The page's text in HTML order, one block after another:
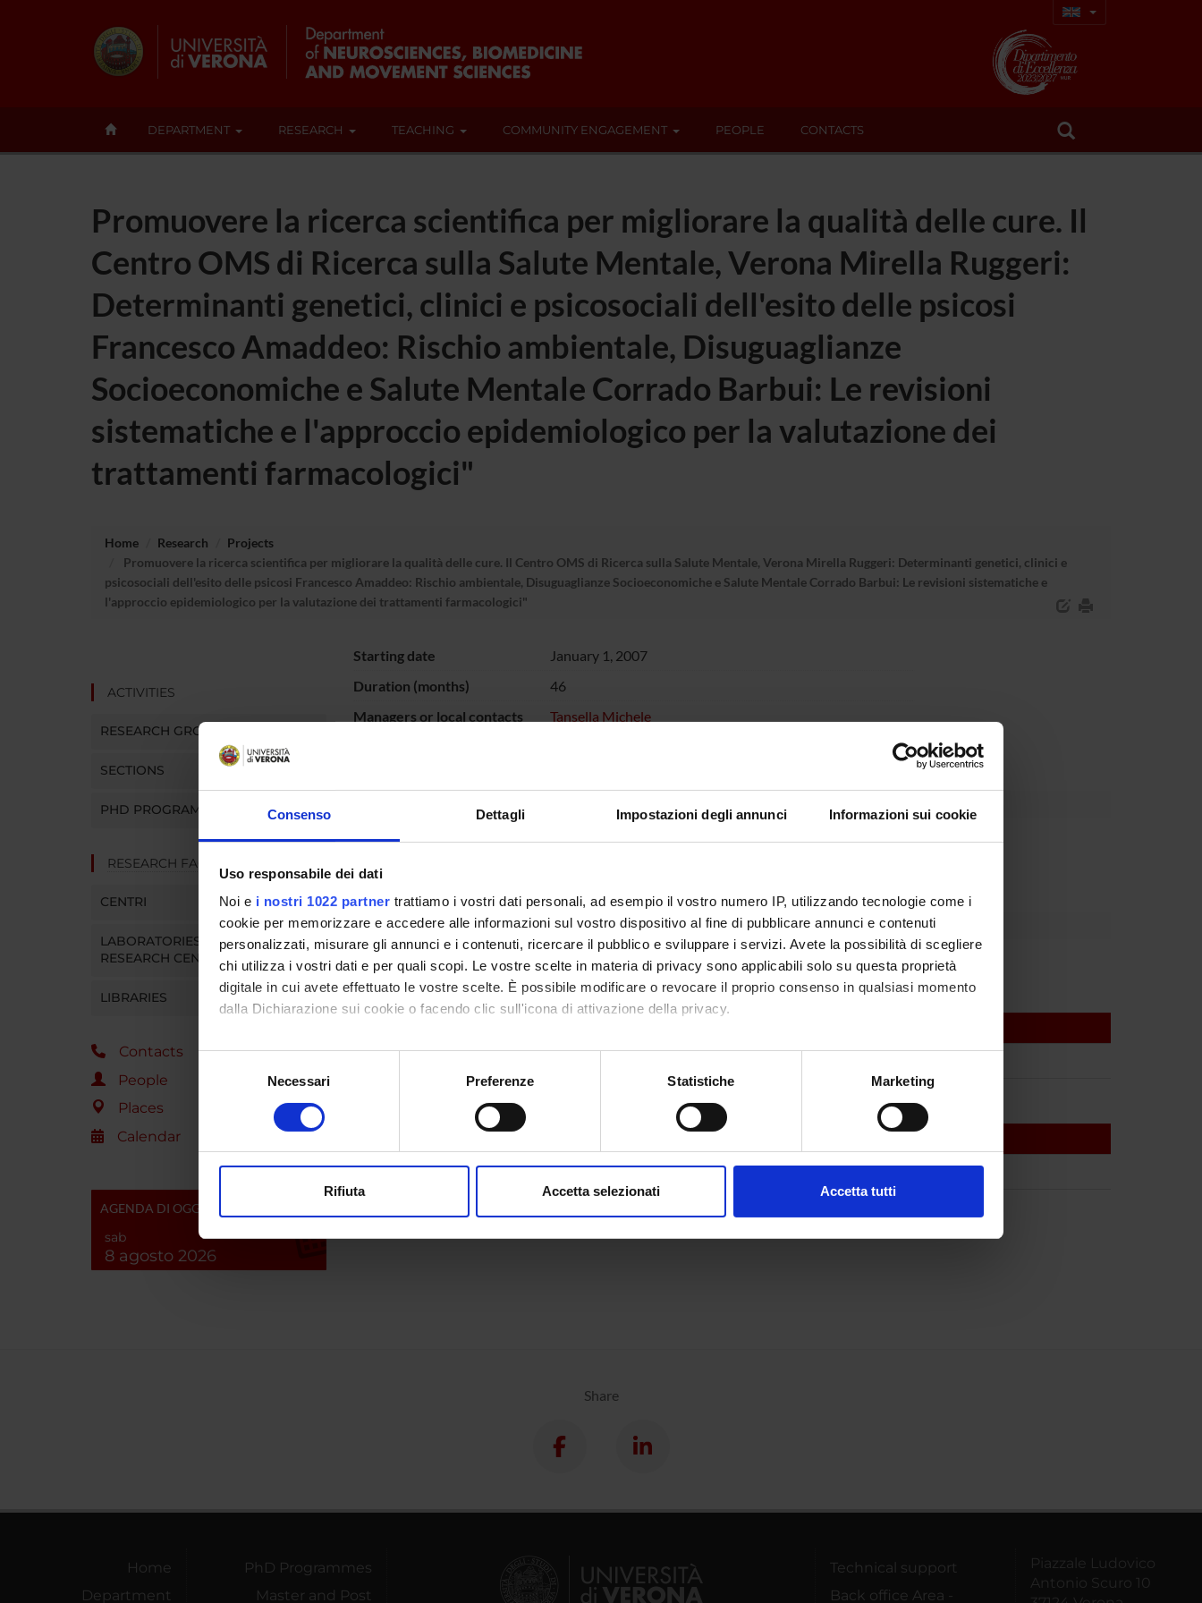
Consenso Dettagli Impostazioni degli annunci Informazioni sui cookie
Uso responsabile dei dati
Noi e i nostri 1022 partner trattiamo i vostri dati personali, ad esempio il vostro numero IP, utilizzando tecnologie come i
cookie per memorizzare e accedere alle informazioni sul vostro dispositivo al fine di pubblicare annunci e contenuti
personalizzati, misurare gli annunci e i contenuti, ricercare il pubblico e sviluppare i servizi. Avete la possibilità di scegliere
chi utilizza i vostri dati e per quali scopi. Le vostre scelte in materia di privacy sono applicabili solo su questa proprietà
digitale in cui avete effettuato le vostre scelte. È possibile modificare o revocare il proprio consenso in qualsiasi momento
dalla Dichiarazione sui cookie o facendo clic sull'icona di attivazione della privacy.
Con il tuo consenso, vorremmo anche:
raccogliere informazioni sulla tua posizione geografica, con un'approssimazione di qualche metro,
digitali).
modificare o ritirare il tuo consenso in qualsiasi momento dalla Dichiarazione sui cookie.
che hanno raccolto dal tuo utilizzo dei loro servizi.
Necessari Preferenze Statistiche Marketing
Rifiuta Accetta selezionati Accetta tutti
DEPARTMENT RESEARCH TEACHING COMMUNITY ENGAGEMENT PEOPLE CONTACTS
Promuovere la ricerca scientifica per migliorare la qualità delle cure. Il
Centro OMS di Ricerca sulla Salute Mentale, Verona Mirella Ruggeri:
Determinanti genetici, clinici e psicosociali dell'esito delle psicosi
Francesco Amaddeo: Rischio ambientale, Disuguaglianze
Socioeconomiche e Salute Mentale Corrado Barbui: Le revisioni
sistematiche e l'approccio epidemiologico per la valutazione dei
trattamenti farmacologici"
Home Research
Projects
Promuovere la ricerca scientifica per migliorare la qualità delle cure. Il Centro OMS di Ricerca sulla Salute Mentale, Verona Mirella Ruggeri: Determinanti genetici, clinici e
psicosociali dell'esito delle psicosi Francesco Amaddeo: Rischio ambientale, Disuguaglianze Socioeconomiche e Salute Mentale Corrado Barbui: Le revisioni sistematiche e
l'approccio epidemiologico per la valutazione dei trattamenti farmacologici"
ACTIVITIES
RESEARCH GROUPS
SECTIONS
PHD PROGRAMMES
RESEARCH FACILITIES
CENTRI
LABORATORIES AND
RESEARCH CENTRES
LIBRARIES
Contacts
People
Places
Calendar
AGENDA DI OGGI
sab
8 agosto 2026
Starting date
January 1, 2007
Duration (months)
46
Managers or local contacts
Tansella Michele
Fondazione Cariverona Funds:assigned and managed by the department
PROJECT PARTICIPANTS
Michele Tansella
Section of Psychiatry and Clinical Psychology
Share
Home
Department
PhD Programmes
Master and Post
Technical support
Back office Area -
Piazzale Ludovico
Antonio Scuro 10